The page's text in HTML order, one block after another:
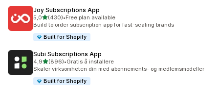
Joy Subscriptions App
5,0av 5 stjerner
(430)
Totalt 430 omtaler
•Free plan available
Build to order subscription app for fast-scaling brands
Built for Shopify
Subi Subscriptions App
4,9av 5 stjerner
(896)
Totalt 896 omtaler
•Gratis å installere
Skaler virksomheten din med abonnements- og medlemsmodeller
Built for Shopify